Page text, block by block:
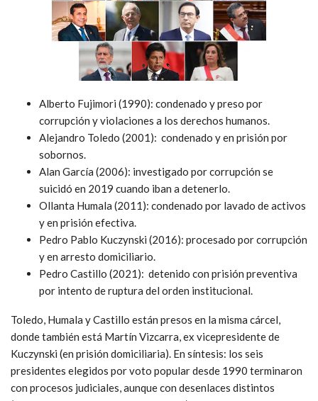
Alberto Fujimori (1990): condenado y preso por
corrupción y violaciones a los derechos humanos.
Alejandro Toledo (2001): condenado y en prisión por
sobornos.
Alan García (2006): investigado por corrupción se
suicidó en 2019 cuando iban a detenerlo.
Ollanta Humala (2011): condenado por lavado de activos
y en prisión efectiva.
Pedro Pablo Kuczynski (2016): procesado por corrupción
y en arresto domiciliario.
Pedro Castillo (2021): detenido con prisión preventiva
por intento de ruptura del orden institucional.
Toledo, Humala y Castillo están presos en la misma cárcel,
donde también está Martín Vizcarra, ex vicepresidente de
Kuczynski (en prisión domiciliaria). En síntesis: los seis
presidentes elegidos por voto popular desde 1990 terminaron
con procesos judiciales, aunque con desenlaces distintos